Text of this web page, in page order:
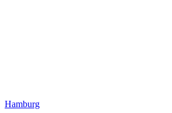
Hamburg